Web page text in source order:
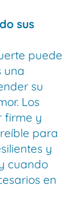
sus
puede
una
su
Los
firme y
para
y
cuando
en